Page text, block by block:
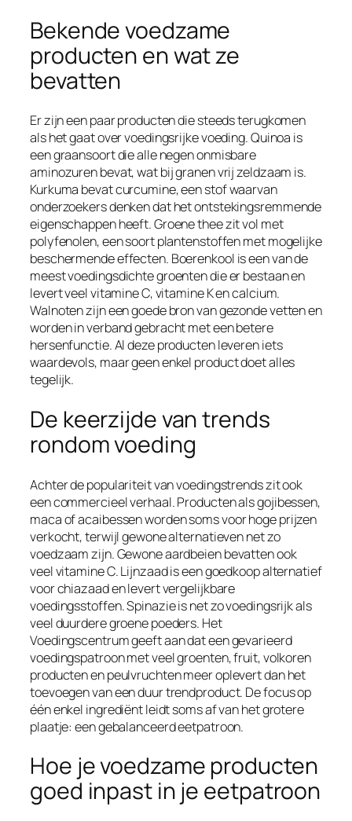
Bekende voedzame
producten en wat ze
bevatten
Er zijn een paar producten die steeds terugkomen
als het gaat over voedingsrijke voeding. Quinoa is
een graansoort die alle negen onmisbare
aminozuren bevat, wat bij granen vrij zeldzaam is.
Kurkuma bevat curcumine, een stof waarvan
onderzoekers denken dat het ontstekingsremmende
eigenschappen heeft. Groene thee zit vol met
polyfenolen, een soort plantenstoffen met mogelijke
beschermende effecten. Boerenkool is een van de
meest voedingsdichte groenten die er bestaan en
levert veel vitamine C, vitamine K en calcium.
Walnoten zijn een goede bron van gezonde vetten en
worden in verband gebracht met een betere
hersenfunctie. Al deze producten leveren iets
waardevols, maar geen enkel product doet alles
tegelijk.
De keerzijde van trends
rondom voeding
Achter de populariteit van voedingstrends zit ook
een commercieel verhaal. Producten als gojibessen,
maca of acaibessen worden soms voor hoge prijzen
verkocht, terwijl gewone alternatieven net zo
voedzaam zijn. Gewone aardbeien bevatten ook
veel vitamine C. Lijnzaad is een goedkoop alternatief
voor chiazaad en levert vergelijkbare
voedingsstoffen. Spinazie is net zo voedingsrijk als
veel duurdere groene poeders. Het
Voedingscentrum geeft aan dat een gevarieerd
voedingspatroon met veel groenten, fruit, volkoren
producten en peulvruchten meer oplevert dan het
toevoegen van een duur trendproduct. De focus op
één enkel ingrediënt leidt soms af van het grotere
plaatje: een gebalanceerd eetpatroon.
Hoe je voedzame producten
goed inpast in je eetpatroon